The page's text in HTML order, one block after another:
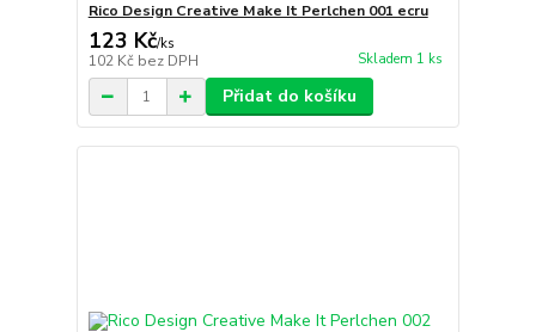
Rico Design Creative Make It Perlchen 001 ecru
123 Kč/ks
102 Kč bez DPH Skladem 1 ks
Přidat do košíku